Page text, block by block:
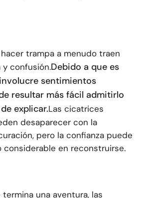
trampa a menudo traen
y confusión.Debido a que es
sentimientos
resultar más fácil admitirlo
explicar.Las cicatrices
desaparecer con la
pero la confianza puede
en reconstruirse.
una aventura, las